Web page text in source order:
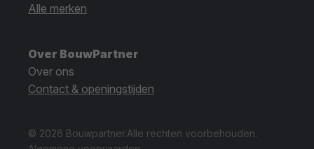
Alle merken
Over BouwPartner
Over ons
Contact & openingstijden
© 2026 Bouwpartner.Alle rechten voorbehouden.